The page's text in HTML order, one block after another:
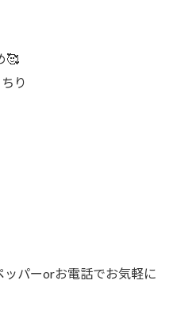
🥰
り
ッパーorお電話でお気軽に